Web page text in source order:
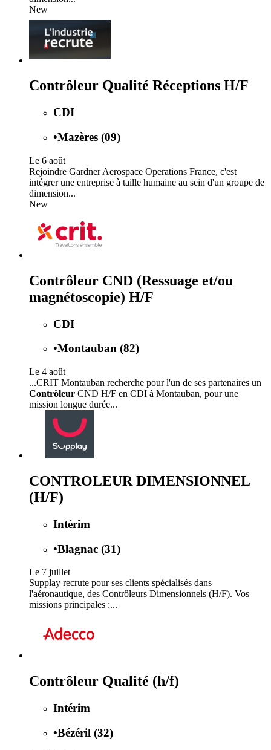
New
Contrôleur Qualité Réceptions H/F
CDI
•Mazères (09)
Le 6 août
Rejoindre Gardner Aerospace Operations France, c'est
intégrer une entreprise à taille humaine au sein d'un groupe de
dimension...
New
Contrôleur CND (Ressuage et/ou
magnétoscopie) H/F
CDI
•Montauban (82)
Le 4 août
...CRIT Montauban recherche pour l'un de ses partenaires un
Contrôleur CND H/F en CDI à Montauban, pour une
mission longue durée...
CONTROLEUR DIMENSIONNEL
(H/F)
Intérim
•Blagnac (31)
Le 7 juillet
Supplay recrute pour ses clients spécialisés dans
l'aéronautique, des Contrôleurs Dimensionnels (H/F). Vos
missions principales :...
Contrôleur Qualité (h/f)
Intérim
•Bézéril (32)